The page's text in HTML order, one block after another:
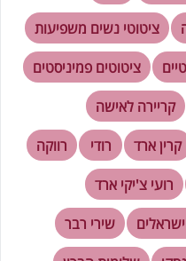
ציטוטי נשים משפיעות
ציטוטים פמיניסטים
קריירה לאישה
קרין ארד רודי
רווקה
רועי צ'יקי ארד
שירי רבר